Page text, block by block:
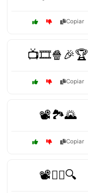
Copiar
📺🎞️🍿🎉🏆
Copiar
📽️🏞️🌄
Copiar
📽️🕵️‍♂️🔍